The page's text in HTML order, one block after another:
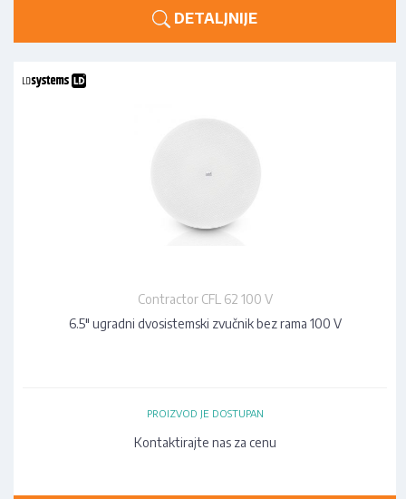
DETALJNIJE
Contractor CFL 62 100 V
6.5" ugradni dvosistemski zvučnik bez rama 100 V
PROIZVOD JE DOSTUPAN
Kontaktirajte nas za cenu